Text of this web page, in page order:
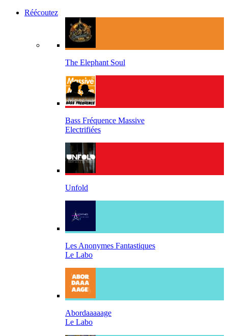
Réécoutez
The Elephant Soul
Bass Fréquence Massive
Electrifiées
Unfold
Les Anonymes Fantastiques
Le Labo
Abordaaaaage
Le Labo